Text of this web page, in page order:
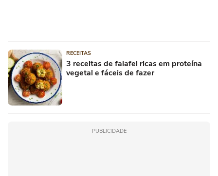
RECEITAS
3 receitas de falafel ricas em proteína
vegetal e fáceis de fazer
PUBLICIDADE